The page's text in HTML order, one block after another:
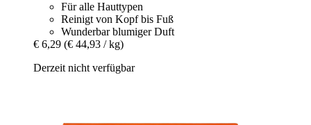
Für alle Hauttypen
Reinigt von Kopf bis Fuß
Wunderbar blumiger Duft
€ 6,29 (€ 44,93 / kg)
Derzeit nicht verfügbar